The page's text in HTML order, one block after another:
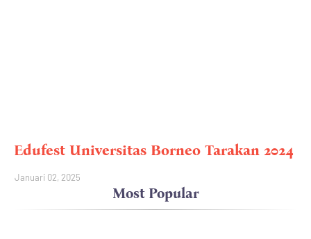
Edufest Universitas Borneo Tarakan 2024
Januari 02, 2025
Most Popular